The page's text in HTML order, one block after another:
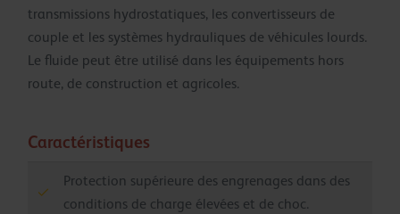
transmissions hydrostatiques, les convertisseurs de
couple et les systèmes hydrauliques de véhicules lourds.
Le fluide peut être utilisé dans les équipements hors
route, de construction et agricoles.
Caractéristiques
Protection supérieure des engrenages dans des
conditions de charge élevées et de choc.